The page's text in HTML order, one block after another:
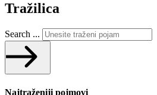
Tražilica
Search ...
Najtraženiji pojmovi